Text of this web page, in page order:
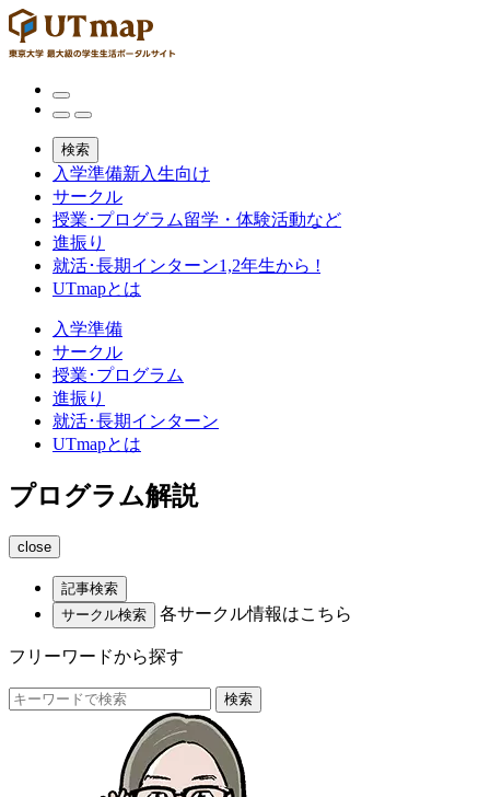
検索
入学準備新入生向け
サークル
授業･プログラム留学・体験活動など
進振り
就活･長期インターン1,2年生から !
UTmapとは
入学準備
サークル
授業･プログラム
進振り
就活･長期インターン
UTmapとは
プログラム解説
close
記事検索
サークル検索
各サークル情報はこちら
フリーワードから探す
検索